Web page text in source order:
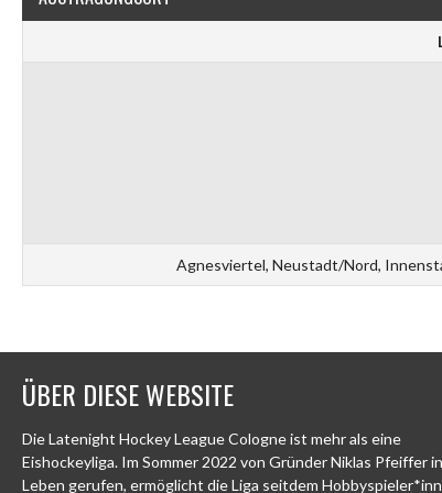
Agnesviertel, Neustadt/Nord,
ÜBER DIESE WEBSITE
Die Latenight Hockey League Cologne ist mehr als eine
Eishockeyliga. Im Sommer 2022 von Gründer Niklas Pfeiffer
Leben gerufen, ermöglicht die Liga seitdem